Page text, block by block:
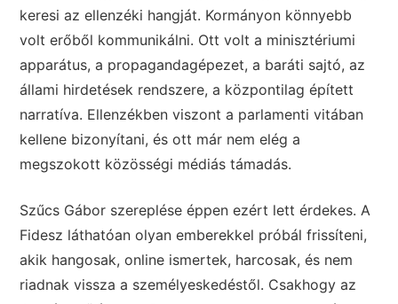
keresi az ellenzéki hangját. Kormányon könnyebb
volt erőből kommunikálni. Ott volt a minisztériumi
apparátus, a propagandagépezet, a baráti sajtó, az
állami hirdetések rendszere, a központilag épített
narratíva. Ellenzékben viszont a parlamenti vitában
kellene bizonyítani, és ott már nem elég a
megszokott közösségi médiás támadás.
Szűcs Gábor szereplése éppen ezért lett érdekes. A
Fidesz láthatóan olyan emberekkel próbál frissíteni,
akik hangosak, online ismertek, harcosak, és nem
riadnak vissza a személyeskedéstől. Csakhogy az